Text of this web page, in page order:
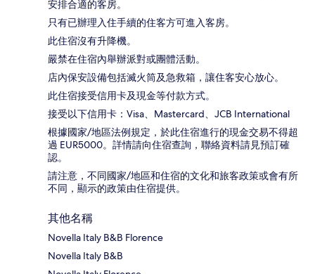
安排合適的客房。
只有已辦理入住手續的住客方可進入客房。
此住宿沒有升降機。
嚴禁在住宿內舉辦派對或團體活動。
店內保安設備包括滅火筒及急救箱，讓住客安心放心。
此住宿接受信用卡及現金等付款方式。
接受以下信用卡：Visa、Mastercard、JCB International
根據國家/地區法例規定，於此住宿進行的現金交易不得超
過 EUR5000。詳情請向住宿查詢，聯絡資料請見預訂確
認。
請注意，不同國家/地區和住宿的文化和旅客政策或會有所
不同，顯示的政策由住宿提供。
其他名稱
Novella Italy B&B Florence
Novella Italy B&B